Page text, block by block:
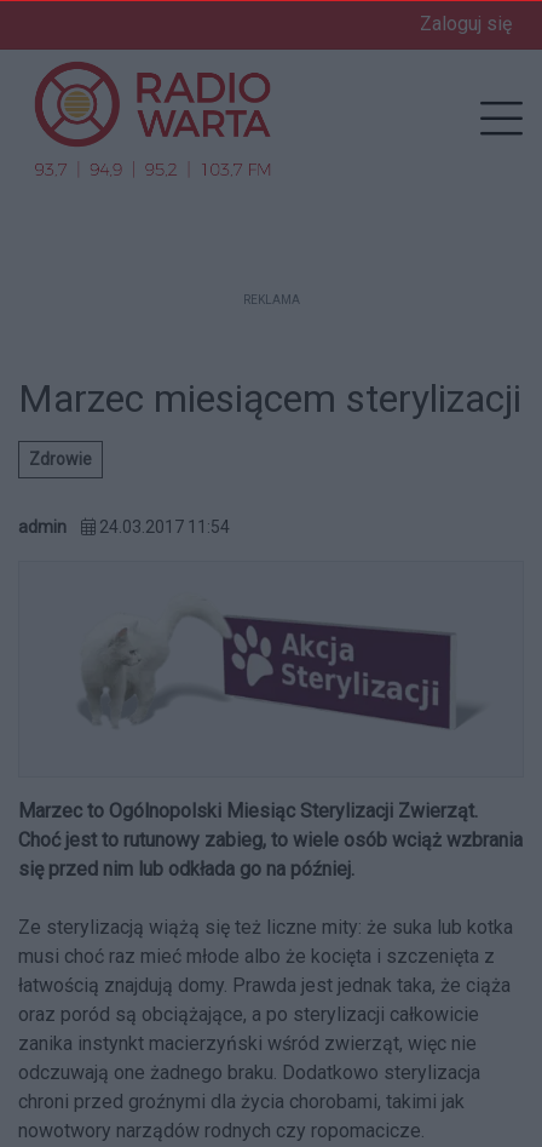
Zaloguj się
REKLAMA
Marzec miesiącem sterylizacji
Zdrowie
admin 24.03.2017 11:54
Marzec to Ogólnopolski Miesiąc Sterylizacji Zwierząt.
Choć jest to rutunowy zabieg, to wiele osób wciąż wzbrania
się przed nim lub odkłada go na później.
Ze sterylizacją wiążą się też liczne mity: że suka lub kotka
musi choć raz mieć młode albo że kocięta i szczenięta z
łatwością znajdują domy. Prawda jest jednak taka, że ciąża
oraz poród są obciążające, a po sterylizacji całkowicie
zanika instynkt macierzyński wśród zwierząt, więc nie
odczuwają one żadnego braku. Dodatkowo sterylizacja
chroni przed groźnymi dla życia chorobami, takimi jak
nowotwory narządów rodnych czy ropomacicze.